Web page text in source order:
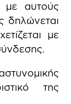
αυτούς
δηλώνεται
με
της